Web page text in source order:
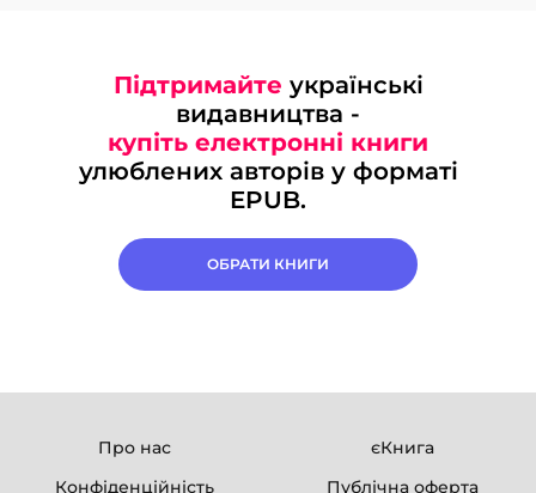
Підтримайте українські
видавництва -
купіть електронні книги
улюблених авторів у форматі
EPUB.
ОБРАТИ КНИГИ
Про нас
єКнига
Конфіденційність
Публічна оферта